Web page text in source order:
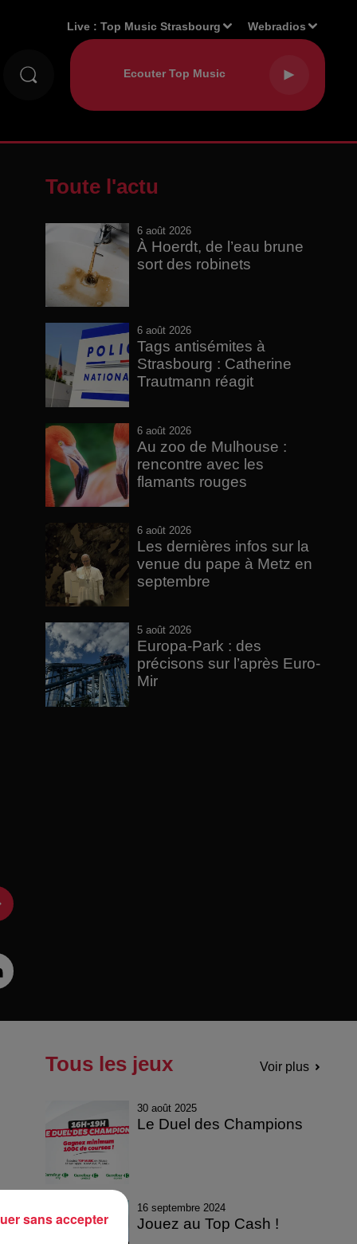
Live :Top Music Strasbourg Webradios
Toute l'actu
6 août 2026
À Hoerdt, de l’eau brune
sort des robinets
6 août 2026
Tags antisémites à
Strasbourg : Catherine
Trautmann réagit
6 août 2026
Au zoo de Mulhouse :
rencontre avec les
flamants rouges
6 août 2026
Les dernières infos sur la
venue du pape à Metz en
septembre
5 août 2026
Europa-Park : des
précisons sur l’après Euro-
Mir
Tous les jeux Voir plus
30 août 2025
Le Duel des Champions
16 septembre 2024
Jouez au Top Cash !
sans accepter